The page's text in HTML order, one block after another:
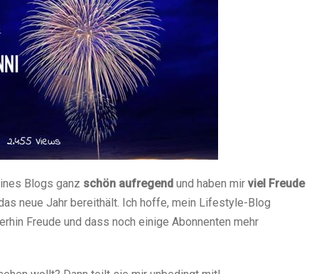
Blogs ganz schön aufregend und haben mir viel Freude
neue Jahr bereithält. Ich hoffe, mein Lifestyle-Blog
Freude und dass noch einige Abonnenten mehr